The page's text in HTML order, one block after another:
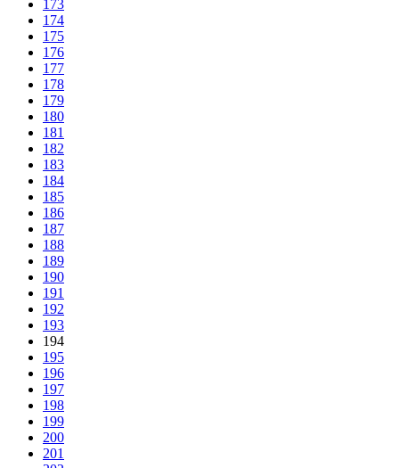
173
174
175
176
177
178
179
180
181
182
183
184
185
186
187
188
189
190
191
192
193
194
195
196
197
198
199
200
201